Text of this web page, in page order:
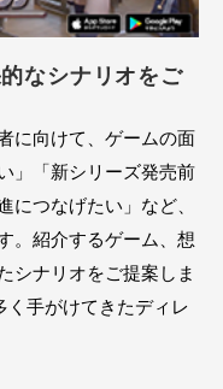
なシナリオをご
に向けて、ゲームの面
」「新シリーズ発売前
につなげたい」など、
。紹介するゲーム、想
シナリオをご提案しま
く手がけてきたディレ